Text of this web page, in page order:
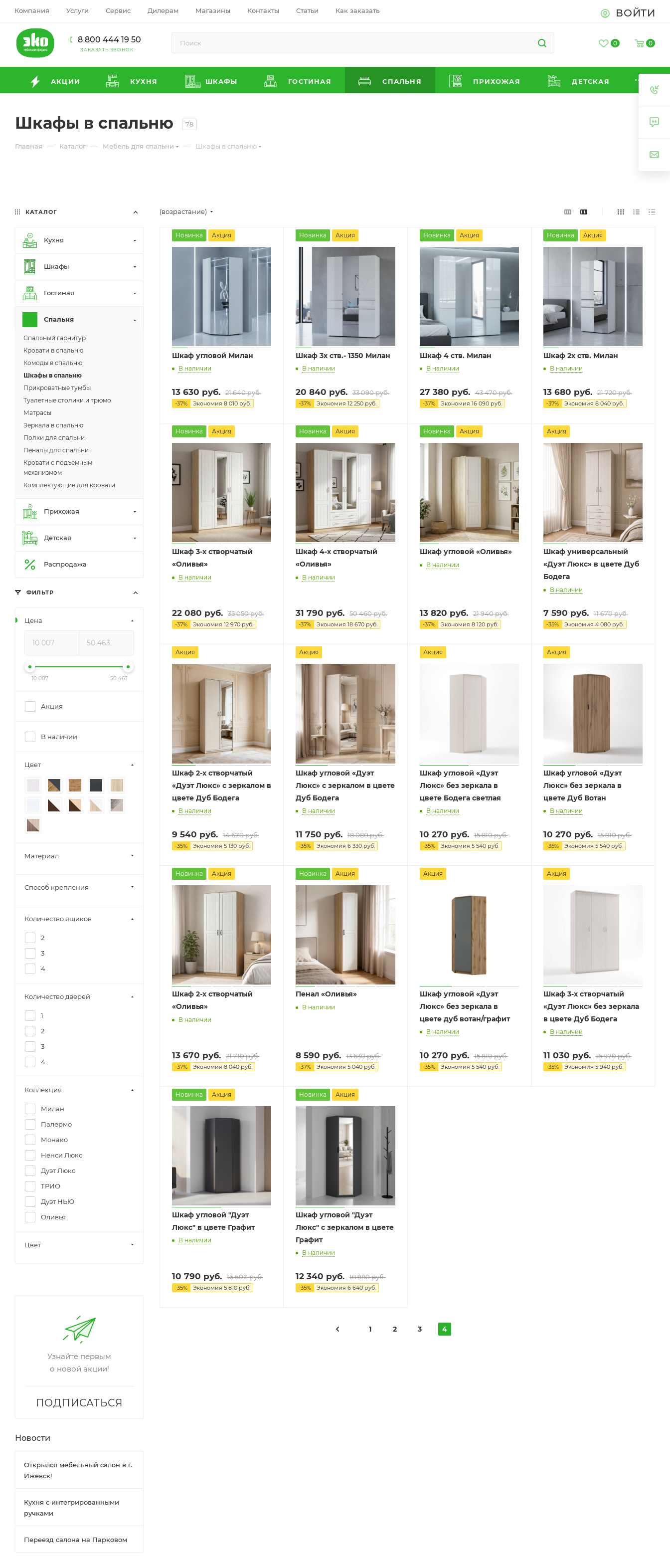
Компания Услуги Сервис Дилерам Магазины Контакты Статьи Как заказать ВОЙТИ
8 800 444 19 50
ЗАКАЗАТЬ ЗВОНОК
0 0
АКЦИИ КУХНЯ ШКАФЫ ГОСТИНАЯ СПАЛЬНЯ ПРИХОЖАЯ ДЕТСКАЯ
Шкафы в спальню 78
Главная — Каталог — Мебель для спальни — Шкафы в спальню
(возрастание)
Новинка Акция
Шкаф угловой Милан
В наличии
13 630 руб. 21 640руб.
-37% Экономия 8 010 руб.
Новинка Акция
Шкаф 3х ств.- 1350 Милан
В наличии
20 840 руб. 33 090руб.
-37% Экономия12 250 руб.
Новинка Акция
Шкаф 4 ств. Милан
В наличии
27 380 руб. 43 470руб.
-37% Экономия 16 090руб.
Новинка Акция
Шкаф 2х ств. Милан
В наличии
13 680 руб. 21 720руб.
-37% Экономия 8 040руб.
Новинка Акция
2
Шкаф 3-х створчатый
«Оливья»
В наличии
22 080 руб. 35 050руб.
-37% Экономия 12 970 руб.
Новинка Акция
Шкаф 4-х створчатый
«Оливья»
В наличии
31 790 руб. 50 460руб.
-37% Экономия18 670 руб.
Новинка Акция
Шкаф угловой «Оливья»
В наличии
13 820 руб. 21 940руб.
-37% Экономия 8 120руб.
Акция
1
Шкаф универсальный
«Дуэт Люкс» в цвете Дуб
Бодега
В наличии
7 590 руб. 11 670руб.
-35% Экономия 4 080руб.
Акция
1
Шкаф 2-х створчатый
«Дуэт Люкс» с зеркалом в
цвете Дуб Бодега
В наличии
9 540 руб. 14 670руб.
-35% Экономия 5 130 руб.
Акция
Шкаф угловой «Дуэт
Люкс» с зеркалом в цвете
Дуб Бодега
В наличии
11 750 руб. 18 080руб.
-35% Экономия6 330 руб.
Акция
Шкаф угловой «Дуэт
Люкс» без зеркала в
цвете Бодега светлая
В наличии
10 270 руб. 15 810руб.
-35% Экономия 5 540руб.
Акция
Шкаф угловой «Дуэт
Люкс» без зеркала в
цвете Дуб Вотан
В наличии
10 270 руб. 15 810руб.
-35% Экономия 5 540руб.
Новинка Акция
Шкаф 2-х створчатый
«Оливья»
В наличии
13 670 руб. 21 710 руб.
-37% Экономия 8 040 руб.
Новинка Акция
Пенал «Оливья»
В наличии
8 590 руб. 13 630 руб.
-37% Экономия5 040 руб.
Акция
Шкаф угловой «Дуэт
Люкс» без зеркала в
цвете дуб вотан/графит
В наличии
10 270 руб. 15 810руб.
-35% Экономия 5 540руб.
Акция
Шкаф 3-х створчатый
«Дуэт Люкс» без зеркала
в цвете Дуб Бодега
В наличии
11 030 руб. 16 970руб.
-35% Экономия 5 940руб.
Новинка Акция
Шкаф угловой "Дуэт
Люкс" в цвете Графит
В наличии
10 790 руб. 16 600руб.
-35% Экономия 5 810 руб.
Новинка Акция
Шкаф угловой "Дуэт
Люкс" с зеркалом в цвете
Графит
В наличии
12 340 руб. 18 980руб.
-35% Экономия6 640 руб.
1 2 3 4
КАТАЛОГ
Кухня
Шкафы
Гостиная
Спальня
Спальный гарнитур
Кровати в спальню
Комоды в спальню
Шкафы в спальню
Прикроватные тумбы
Туалетные столики и трюмо
Матрасы
Зеркала в спальню
Полки для спальни
Пеналы для спальни
Кровати с подъемным
механизмом
Комплектующие для кровати
Прихожая
Детская
Распродажа
ФИЛЬТР
Цена
10 007 50 463
Акция
В наличии
Цвет
Материал
Способ крепления
Количество ящиков
2
3
4
Количество дверей
1
2
3
4
Коллекция
Милан
Палермо
Монако
Ненси Люкс
Дуэт Люкс
ТРИО
Дуэт НЬЮ
Оливья
Цвет
Узнайте первым
о новой акции!
ПОДПИСАТЬСЯ
Новости
Открылся мебельный салон в г.
Ижевск!
Кухня с интегрированными
ручками
Переезд салона на Парковом